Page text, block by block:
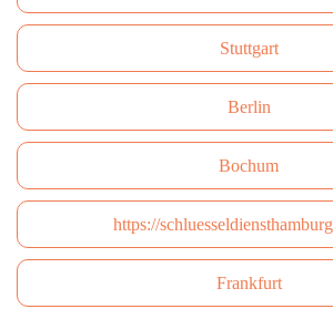
Stuttgart
Berlin
Bochum
https://
Frankfurt